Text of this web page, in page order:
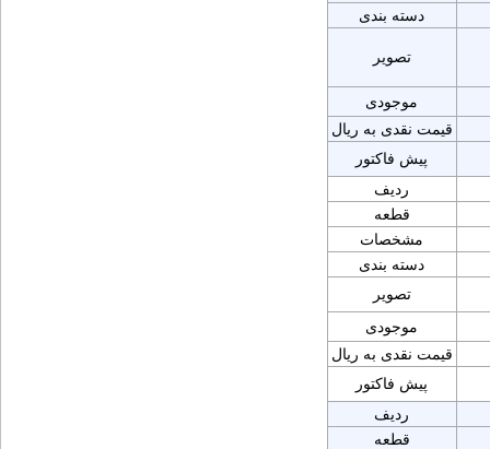
دسته بندی
تصویر
موجودی
قیمت نقدی به ریال
پیش فاکتور
ردیف
قطعه
مشخصات
دسته بندی
تصویر
موجودی
قیمت نقدی به ریال
پیش فاکتور
ردیف
قطعه